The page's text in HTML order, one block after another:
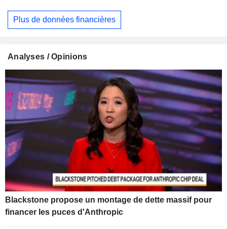
Plus de données financières
Analyses / Opinions
Blackstone propose un montage de dette massif pour
financer les puces d'Anthropic